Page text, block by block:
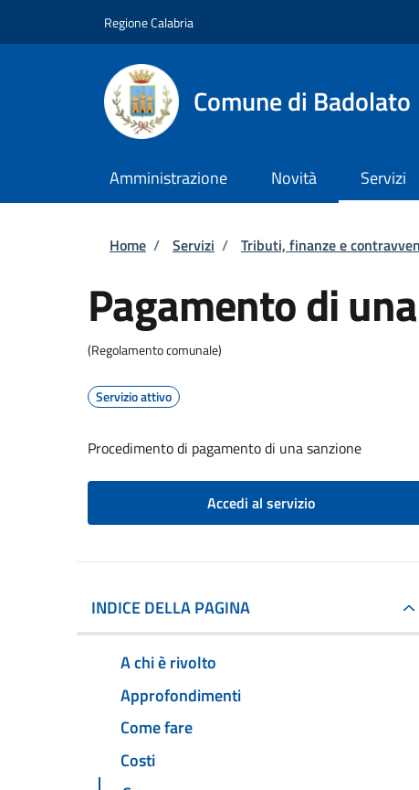
Regione Calabria
Comune di Badolato
Amministrazione Novità Servizi
Briciole di pane
Home / Servizi / Tributi, finanze e
Pagamento di
(Regolamento comunale)
Servizio attivo
Procedimento di pagamento di una sanzione
Accedi al servizio
INDICE DELLA PAGINA
A chi è rivolto
Approfondimenti
Come fare
Costi